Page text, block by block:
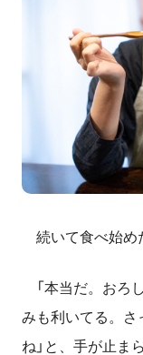
続いて食べ始め
「本当だ。おろ
みも利いてる。さ
ね」と、手が止ま